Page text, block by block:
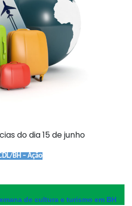
do dia 15 de junho
BH – Ação
de cultura e turismo em BH